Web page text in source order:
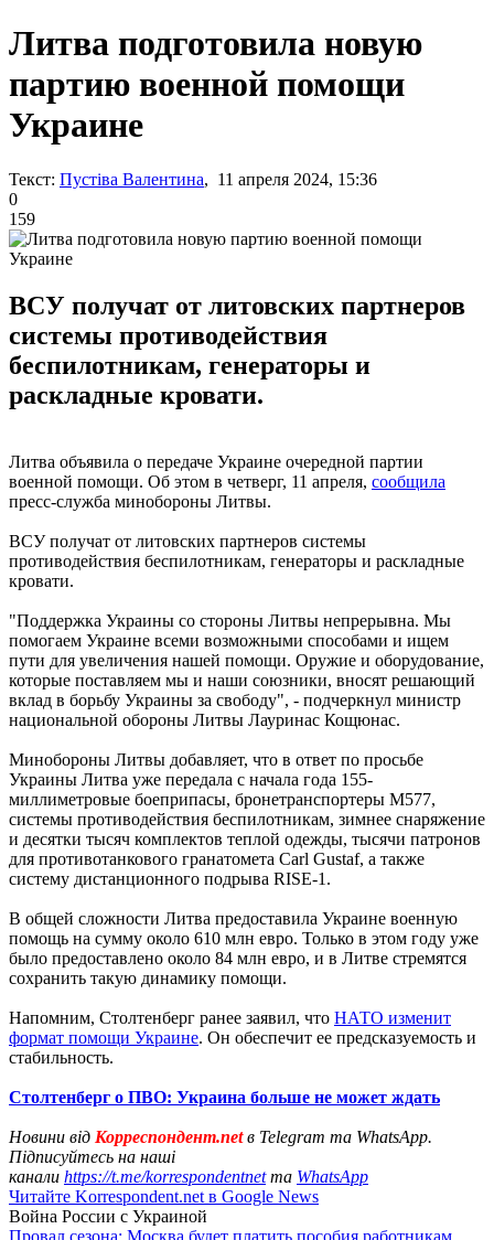
Литва подготовила новую
партию военной помощи
Украине
Текст: Пустіва Валентина, 11 апреля 2024, 15:36
0
159
ВСУ получат от литовских партнеров
системы противодействия
беспилотникам, генераторы и
раскладные кровати.
Литва объявила о передаче Украине очередной партии
военной помощи. Об этом в четверг, 11 апреля, сообщила
пресс-служба минобороны Литвы.
ВСУ получат от литовских партнеров системы
противодействия беспилотникам, генераторы и раскладные
кровати.
"Поддержка Украины со стороны Литвы непрерывна. Мы
помогаем Украине всеми возможными способами и ищем
пути для увеличения нашей помощи. Оружие и оборудование,
которые поставляем мы и наши союзники, вносят решающий
вклад в борьбу Украины за свободу", - подчеркнул министр
национальной обороны Литвы Лауринас Кощюнас.
Минобороны Литвы добавляет, что в ответ по просьбе
Украины Литва уже передала с начала года 155-
миллиметровые боеприпасы, бронетранспортеры M577,
системы противодействия беспилотникам, зимнее снаряжение
и десятки тысяч комплектов теплой одежды, тысячи патронов
для противотанкового гранатомета Carl Gustaf, а также
систему дистанционного подрыва RISE-1.
В общей сложности Литва предоставила Украине военную
помощь на сумму около 610 млн евро. Только в этом году уже
было предоставлено около 84 млн евро, и в Литве стремятся
сохранить такую динамику помощи.
Напомним, Столтенберг ранее заявил, что НАТО изменит
формат помощи Украине. Он обеспечит ее предсказуемость и
стабильность.
Столтенберг о ПВО: Украина больше не может ждать
Новини від Корреспондент.netв Telegram та WhatsApp.
Підписуйтесь на наші
канали https://t.me/korrespondentnetта WhatsApp
Читайте Korrespondent.net в Google News
Война России с Украиной
Провал сезона: Москва будет платить пособия работникам